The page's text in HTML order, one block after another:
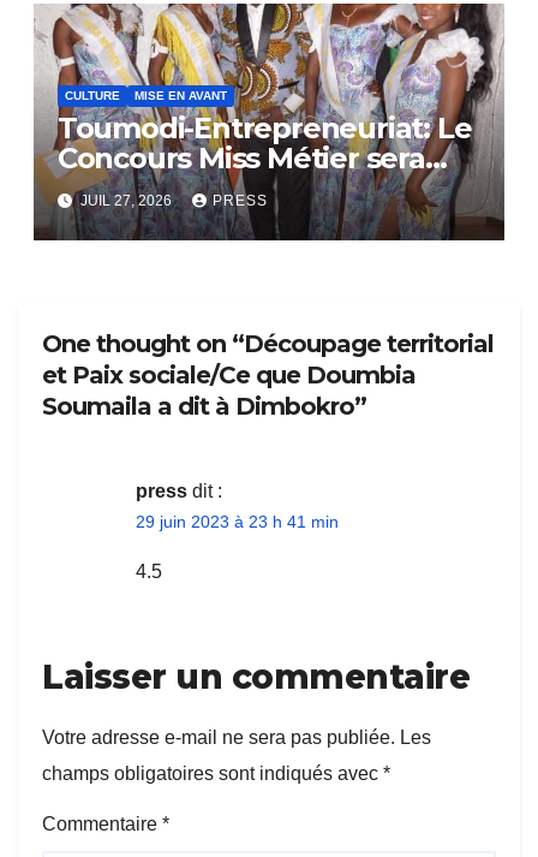
CULTURE MISE EN AVANT
Toumodi-Entrepreneuriat: Le
Concours Miss Métier sera
bientôt lance.
JUIL 27, 2026 PRESS
One thought on “Découpage territorial
et Paix sociale/Ce que Doumbia
Soumaila a dit à Dimbokro”
press dit :
29 juin 2023 à 23 h 41 min
4.5
Laisser un commentaire
Votre adresse e-mail ne sera pas publiée. Les
champs obligatoires sont indiqués avec *
Commentaire *